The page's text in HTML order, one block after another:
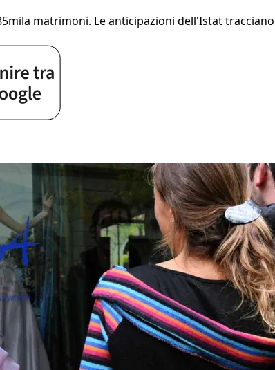
matrimoni. Le anticipazioni dell'Istat